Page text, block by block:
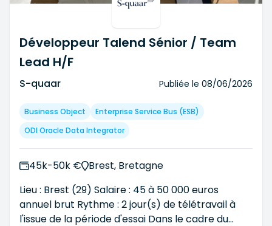
secteurs:
- Finance, RH & Juridique
- Industrie & Supply Chain
Développeur Talend Sénior / Team
Lead H/F
S-quaar Publiée le 08/06/2026
Business Object
Enterprise Service Bus (ESB)
ODI Oracle Data Integrator
45k-50k €
Brest, Bretagne
Lieu : Brest (29) Salaire : 45 à 50 000 euros
annuel brut Rythme : 2 jour(s) de télétravail à
l'issue de la période d'essai Dans le cadre du